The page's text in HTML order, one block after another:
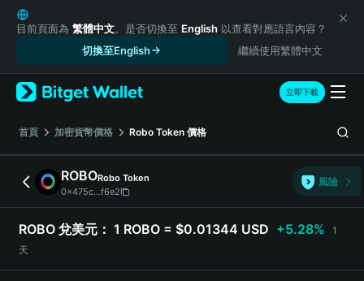
English
日本語
Русский
Español (Latinoamérica)
Türkçe
Italiano
简体中文
繁體中文
Português (Portugal)
Bahasa Indonesia
目前頁面為 繁體中文。是否切換至 English 以查看對應語言內容？
切換至English
繼續使用繁體中文
立即下載
首頁 加密貨幣價格 Robo Token 價格
ROBORobo Token
0x475c...f6e2
風險
ROBO 兌美元： 1 ROBO = $0.01344 USD +5.28%
1
天